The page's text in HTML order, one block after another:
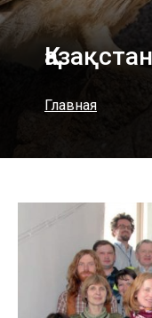
Қазақстан
Главная